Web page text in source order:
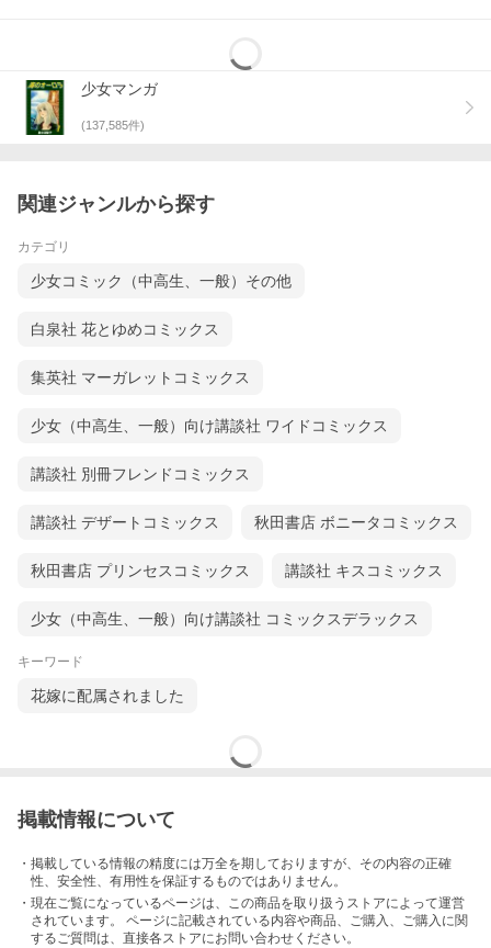
少女マンガ
(137,585件)
関連ジャンルから探す
カテゴリ
少女コミック（中高生、一般）その他
白泉社 花とゆめコミックス
集英社 マーガレットコミックス
少女（中高生、一般）向け講談社 ワイドコミックス
講談社 別冊フレンドコミックス
講談社 デザートコミックス 秋田書店 ボニータコミックス
秋田書店 プリンセスコミックス 講談社 キスコミックス
少女（中高生、一般）向け講談社 コミックスデラックス
キーワード
花嫁に配属されました
掲載情報について
・掲載している情報の精度には万全を期しておりますが、その内容の正確
性、安全性、有用性を保証するものではありません。
・現在ご覧になっているページは、この商品を取り扱うストアによって運営
されています。 ページに記載されている内容や商品、ご購入 、ご購入に関
するご質問は、直接各ストアにお問い合わせください。